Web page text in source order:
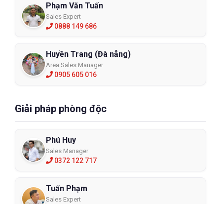
- Lưu ý khi chà cần phải sử dụng loại có lông mềm và hạn chế
chà mạnh, nên vò bằng tay nhiều hơn.
Bạn đang muốn đi tìm cho mình những mẫu áo phản quang –
áo bảo hộ phản quang lưới hay áo dây phản quang theo yêu cầu
- Sáng sắc nét khi về đêm.
bạn cần là chọn ra cho mình một mẫu sản phẩm áo phản quang
phù hợp với công việc, ngành nghề hay sở thích tối ưu, chi tiết rõ
Phạm Văn Tuấn
Sales Expert
0888 149 686
Huyền Trang (Đà nẵng)
Area Sales Manager
0905 605 016
Giải pháp phòng độc
Phú Huy
Sales Manager
0372 122 717
Tuấn Phạm
Sales Expert